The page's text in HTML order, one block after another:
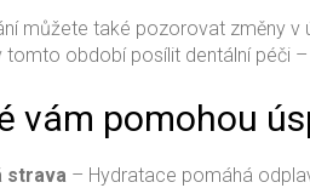
můžete také pozorovat změny v
období posílit dentální péči
vám pomohou
strava – Hydratace pomáhá